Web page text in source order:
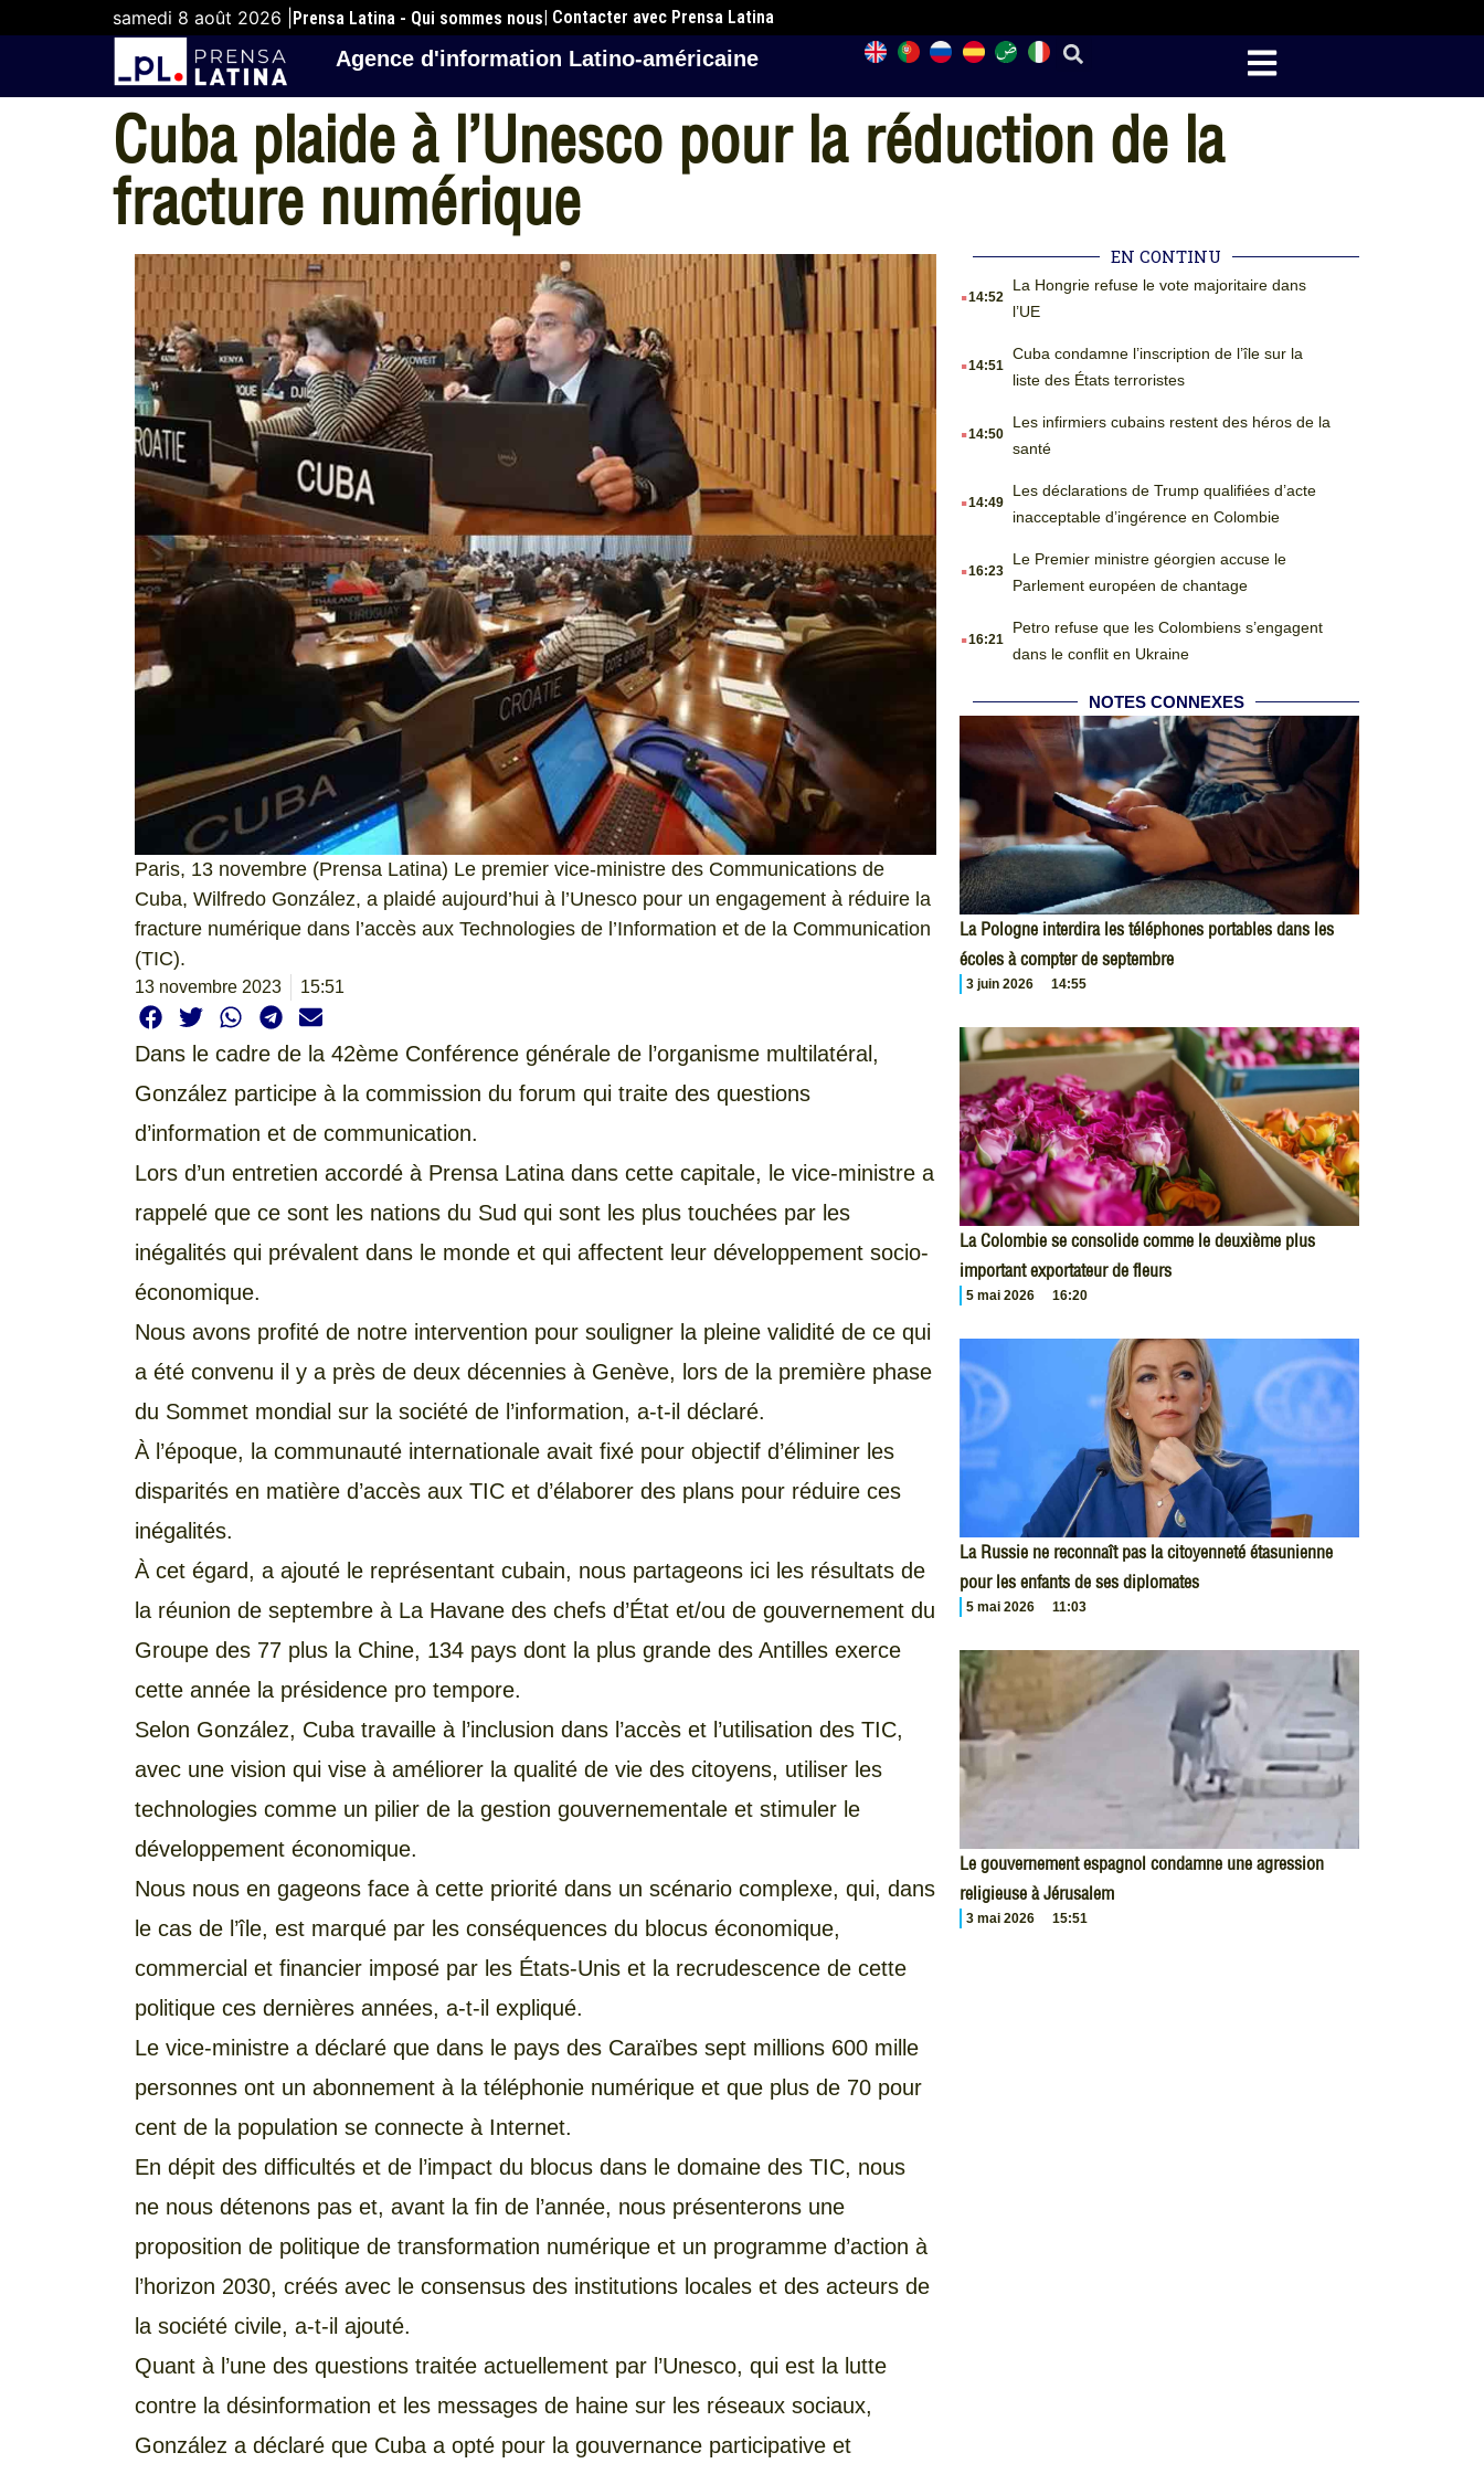
samedi 8 août 2026 | Prensa Latina - Qui sommes nous| Contacter avec Prensa Latina
Agence d'information Latino-américaine
Cuba plaide à l’Unesco pour la réduction de la
fracture numérique
Paris, 13 novembre (Prensa Latina) Le premier vice-ministre des Communications de
Cuba, Wilfredo González, a plaidé aujourd’hui à l’Unesco pour un engagement à réduire la
fracture numérique dans l’accès aux Technologies de l’Information et de la Communication
(TIC).
13 novembre 2023 15:51
Dans le cadre de la 42ème Conférence générale de l’organisme multilatéral,
González participe à la commission du forum qui traite des questions
d’information et de communication.
Lors d’un entretien accordé à Prensa Latina dans cette capitale, le vice-ministre a
rappelé que ce sont les nations du Sud qui sont les plus touchées par les
inégalités qui prévalent dans le monde et qui affectent leur développement socio-
économique.
Nous avons profité de notre intervention pour souligner la pleine validité de ce qui
a été convenu il y a près de deux décennies à Genève, lors de la première phase
du Sommet mondial sur la société de l’information, a-t-il déclaré.
À l’époque, la communauté internationale avait fixé pour objectif d’éliminer les
disparités en matière d’accès aux TIC et d’élaborer des plans pour réduire ces
inégalités.
À cet égard, a ajouté le représentant cubain, nous partageons ici les résultats de
la réunion de septembre à La Havane des chefs d’État et/ou de gouvernement du
Groupe des 77 plus la Chine, 134 pays dont la plus grande des Antilles exerce
cette année la présidence pro tempore.
Selon González, Cuba travaille à l’inclusion dans l’accès et l’utilisation des TIC,
avec une vision qui vise à améliorer la qualité de vie des citoyens, utiliser les
technologies comme un pilier de la gestion gouvernementale et stimuler le
développement économique.
Nous nous en gageons face à cette priorité dans un scénario complexe, qui, dans
le cas de l’île, est marqué par les conséquences du blocus économique,
commercial et financier imposé par les États-Unis et la recrudescence de cette
politique ces dernières années, a-t-il expliqué.
Le vice-ministre a déclaré que dans le pays des Caraïbes sept millions 600 mille
personnes ont un abonnement à la téléphonie numérique et que plus de 70 pour
cent de la population se connecte à Internet.
En dépit des difficultés et de l’impact du blocus dans le domaine des TIC, nous
ne nous détenons pas et, avant la fin de l’année, nous présenterons une
proposition de politique de transformation numérique et un programme d’action à
l’horizon 2030, créés avec le consensus des institutions locales et des acteurs de
la société civile, a-t-il ajouté.
Quant à l’une des questions traitée actuellement par l’Unesco, qui est la lutte
contre la désinformation et les messages de haine sur les réseaux sociaux,
González a déclaré que Cuba a opté pour la gouvernance participative et
EN CONTINU
.14:52
La Hongrie refuse le vote majoritaire dans
l’UE
.14:51
Cuba condamne l’inscription de l’île sur la
liste des États terroristes
.14:50
Les infirmiers cubains restent des héros de la
santé
.14:49
Les déclarations de Trump qualifiées d’acte
inacceptable d’ingérence en Colombie
.16:23
Le Premier ministre géorgien accuse le
Parlement européen de chantage
.16:21
Petro refuse que les Colombiens s’engagent
dans le conflit en Ukraine
NOTES CONNEXES
La Pologne interdira les téléphones portables dans les
écoles à compter de septembre
3 juin 2026 14:55
La Colombie se consolide comme le deuxième plus
important exportateur de fleurs
5 mai 2026 16:20
La Russie ne reconnaît pas la citoyenneté étasunienne
pour les enfants de ses diplomates
5 mai 2026 11:03
Le gouvernement espagnol condamne une agression
religieuse à Jérusalem
3 mai 2026 15:51